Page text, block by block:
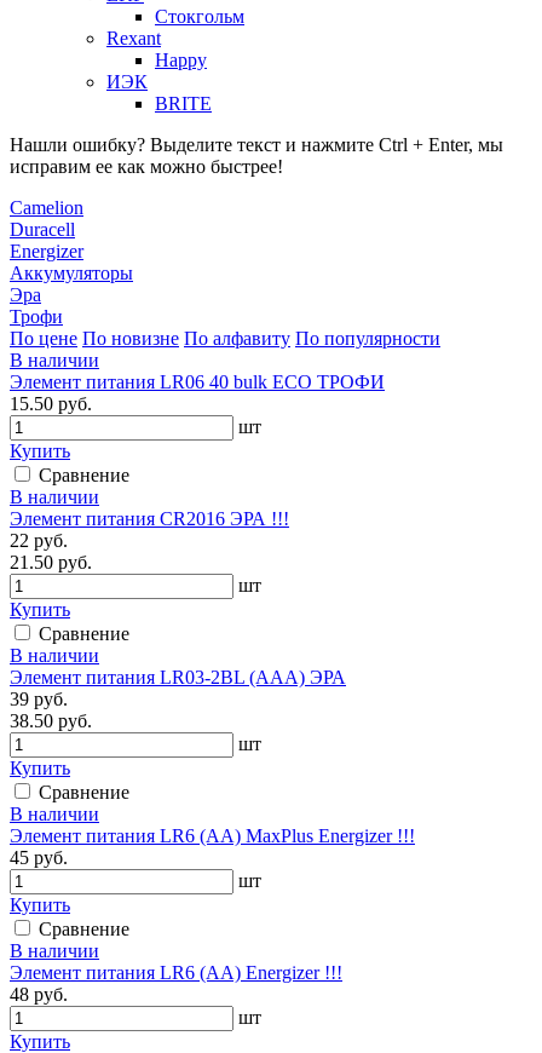
Стокгольм
Rexant
Happy
ИЭК
BRITE
Нашли ошибку? Выделите текст и нажмите Ctrl + Enter, мы
исправим ее как можно быстрее!
Camelion
Duracell
Energizer
Аккумуляторы
Эра
Трофи
По цене По новизне По алфавиту По популярности
В наличии
Элемент питания LR06 40 bulk ECO ТРОФИ
15.50 руб.
шт
Купить
Сравнение
В наличии
Элемент питания CR2016 ЭРА !!!
22 руб.
21.50 руб.
шт
Купить
Сравнение
В наличии
Элемент питания LR03-2BL (ААА) ЭРА
39 руб.
38.50 руб.
шт
Купить
Сравнение
В наличии
Элемент питания LR6 (АА) MaxPlus Energizer !!!
45 руб.
шт
Купить
Сравнение
В наличии
Элемент питания LR6 (АА) Energizer !!!
48 руб.
шт
Купить